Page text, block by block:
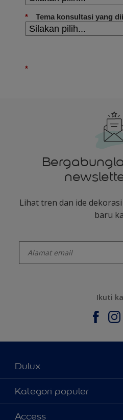
Lihat tren dan ide
baru
Ikuti
Dulux
Tentang Kami
Contact us
Kategori populer
Warna
Access